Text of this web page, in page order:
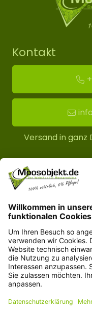
Kontakt
Versand in ganz
Kundenservice
Informationen
©